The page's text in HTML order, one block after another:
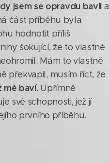
jsem se opravdu bavila
část příběhu byla
hodnotit příliš
šokující, že to vlastně
Mám to vlastně
překvapil, musím říct, že
mě baví. Upřímně
své schopnosti, jež jí
prvního příběhu.